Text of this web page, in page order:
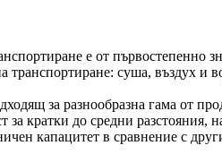
е от първостепенно
суша, въздух и
за разнообразна гама от
кратки до средни разстояния,
капацитет в сравнение с